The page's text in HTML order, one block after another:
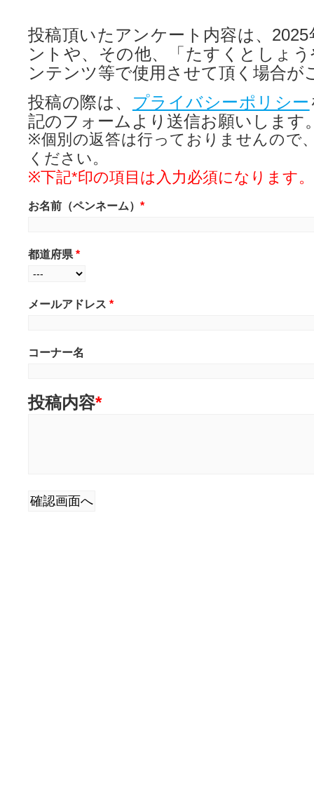
投稿頂いたアンケート内容は、
ントや、その他、「たすくとしょ
ンテンツ等で使用させて頂く場合が
投稿の際は、 プライバシーポリシー
記のフォームより送信お願いします
※個別の返答は行っておりませんので
ください。
※下記*印の項目は入力必須になります。
お名前（ペンネーム） *
都道府県 *
メールアドレス *
コーナー名
投稿内容*